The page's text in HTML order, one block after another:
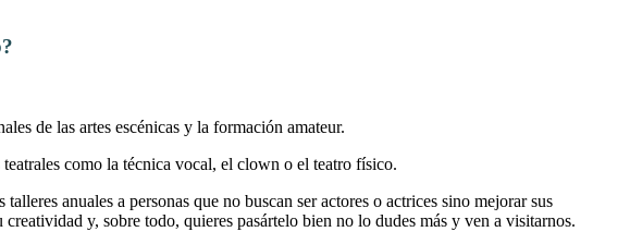
de las artes escénicas y la formación amateur.
como la técnica vocal, el clown o el teatro físico.
anuales a personas que no buscan ser actores o actrices sino mejorar sus
y, sobre todo, quieres pasártelo bien no lo dudes más y ven a visitarnos.